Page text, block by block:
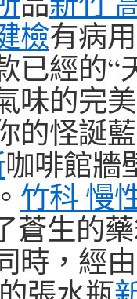
檢有病
已經的“
味的完
的怪誕
咖啡館牆
竹科 慢
蒼生的
時，經